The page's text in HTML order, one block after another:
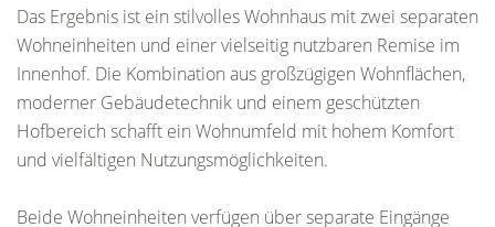
Das Ergebnis ist ein stilvolles Wohnhaus mit zwei separaten
Wohneinheiten und einer vielseitig nutzbaren Remise im
Innenhof. Die Kombination aus großzügigen Wohnflächen,
moderner Gebäudetechnik und einem geschützten
Hofbereich schafft ein Wohnumfeld mit hohem Komfort
und vielfältigen Nutzungsmöglichkeiten.
Beide Wohneinheiten verfügen über separate Eingänge